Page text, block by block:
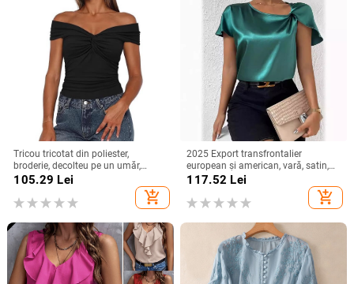
Tricou tricotat din poliester,
broderie, decolteu pe un umăr,
mâneci raglan, croială slim
105.29 Lei
add_shopping_cart
2025 Export transfrontalier
european și american, vară, satin,
cu mânecă scurtă, din satin răsucit,
culoare pură, top versatil, larg,
pentru femei
117.52 Lei
add_shopping_cart